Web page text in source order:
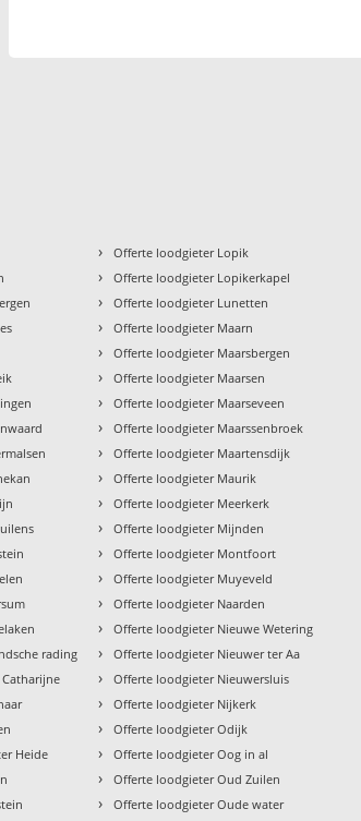
rading
Heide
› Offerte loodgieter Lopik
› Offerte loodgieter Lopikerkapel
› Offerte loodgieter Lunetten
› Offerte loodgieter Maarn
› Offerte loodgieter Maarsbergen
› Offerte loodgieter Maarsen
› Offerte loodgieter Maarseveen
› Offerte loodgieter Maarssenbroek
› Offerte loodgieter Maartensdijk
› Offerte loodgieter Maurik
› Offerte loodgieter Meerkerk
› Offerte loodgieter Mijnden
› Offerte loodgieter Montfoort
› Offerte loodgieter Muyeveld
› Offerte loodgieter Naarden
› Offerte loodgieter Nieuwe Wetering
› Offerte loodgieter Nieuwer ter Aa
› Offerte loodgieter Nieuwersluis
› Offerte loodgieter Nijkerk
› Offerte loodgieter Odijk
› Offerte loodgieter Oog in al
› Offerte loodgieter Oud Zuilen
› Offerte loodgieter Oude water